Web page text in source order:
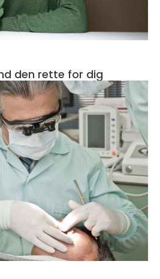
den rette for dig